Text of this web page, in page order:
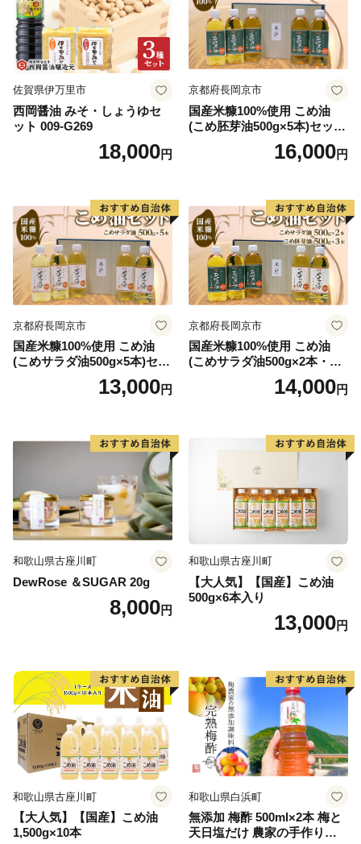
下呂市は、岐阜県の中東部に位置し、北は高山市、南は
加茂郡、西は郡上市、関市、東は中津川市と長野県に接
しています。
ほぼ中央を飛騨川が南へ流れ、西には馬瀬川があり、周
囲には霊峰御嶽山をはじめ一千メートルを越える急峻な
山々がそびえ、飛騨木曽川国定公園や県立自然公園など
また、飛騨川に沿って国道41号やJR高山本線が通り、
総面積851.21平方キロメートル
山林が全体の約9割を占め、河川に沿った平坦地とゆる
やかな斜面を利用して、農業地、商業地、住宅地などが
混在しています。
地目別では森林（91.05%）、農用地（1..50%）、宅地
（0.90%）、道路他（6.55%）となっています。
標高 最高 3,052.6メートル 最低 220メートル
佐賀県伊万里市
西岡醤油 みそ・しょうゆセ
ット 009-G269
18,000円
京都府長岡京市
国産米糠100%使用 こめ油
(こめ胚芽油500g×5本)セット
16,000円
京都府長岡京市
国産米糠100%使用 こめ油
(こめサラダ油500g×5本)セッ
13,000円
京都府長岡京市
国産米糠100%使用 こめ油
(こめサラダ油500g×2本・こ
め胚芽油500g×3本)セット [1
14,000円
和歌山県古座川町
DewRose ＆SUGAR 20g
8,000円
和歌山県古座川町
【大人気】【国産】こめ油
500g×6本入り
13,000円
和歌山県古座川町
【大人気】【国産】こめ油
1,500g×10本
和歌山県白浜町
無添加 梅酢 500ml×2本 梅と
天日塩だけ 農家の手作り完